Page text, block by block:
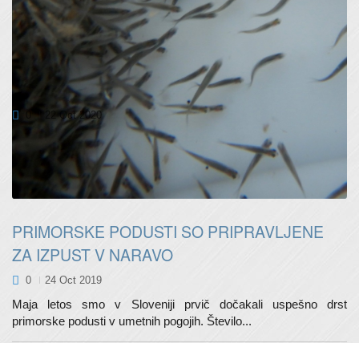
V NARAVO IZPUSTILI DRSTNICE
22 Oct 2020
Na »okrogel« datum, 20.10. 2020, smo za srečo v potok
Jovšček izpustili 52 drstnic in 5000 osebkov letošnjega...
PRIMORSKE PODUSTI SO PRIPRAVLJENE
ZA IZPUST V NARAVO
0 24 Oct 2019
Maja letos smo v Sloveniji prvič dočakali uspešno drst
primorske podusti v umetnih pogojih. Število...